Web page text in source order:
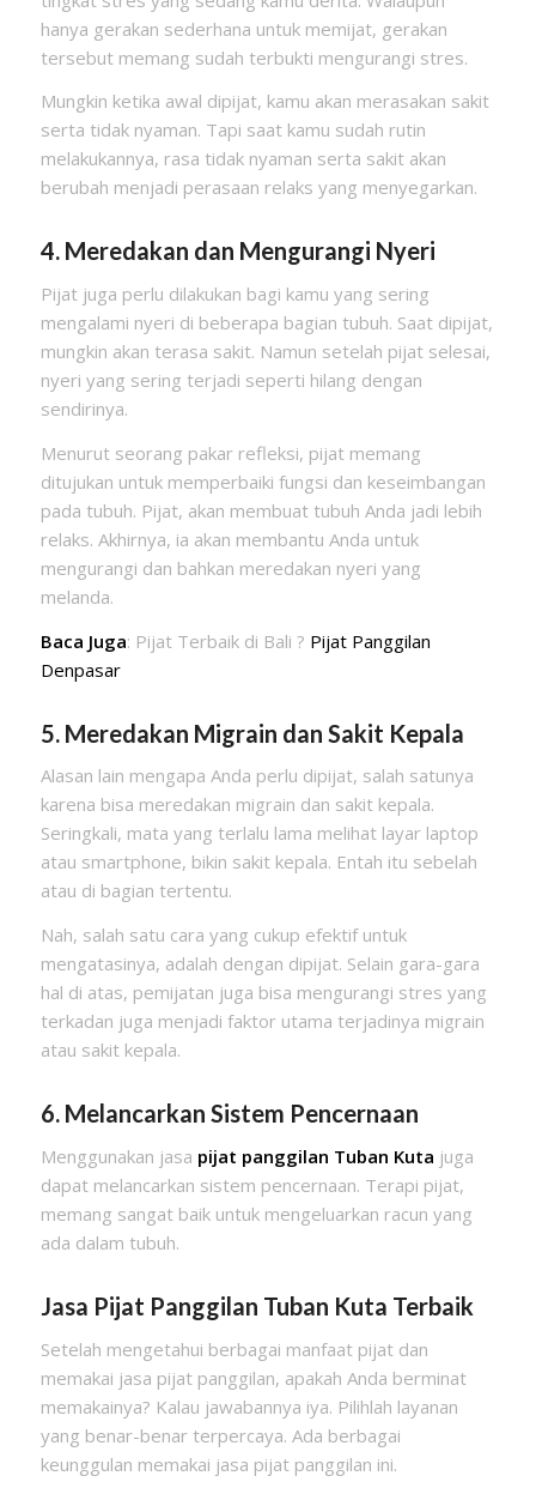
hanya gerakan sederhana untuk memijat, gerakan
tersebut memang sudah terbukti mengurangi stres.
Mungkin ketika awal dipijat, kamu akan merasakan sakit
serta tidak nyaman. Tapi saat kamu sudah rutin
melakukannya, rasa tidak nyaman serta sakit akan
berubah menjadi perasaan relaks yang menyegarkan.
4. Meredakan dan Mengurangi Nyeri
Pijat juga perlu dilakukan bagi kamu yang sering
mengalami nyeri di beberapa bagian tubuh. Saat dipijat,
mungkin akan terasa sakit. Namun setelah pijat selesai,
nyeri yang sering terjadi seperti hilang dengan
sendirinya.
Menurut seorang pakar refleksi, pijat memang
ditujukan untuk memperbaiki fungsi dan keseimbangan
pada tubuh. Pijat, akan membuat tubuh Anda jadi lebih
relaks. Akhirnya, ia akan membantu Anda untuk
mengurangi dan bahkan meredakan nyeri yang
melanda.
Baca Juga: Pijat Terbaik di Bali ? Pijat Panggilan
Denpasar
5. Meredakan Migrain dan Sakit Kepala
Alasan lain mengapa Anda perlu dipijat, salah satunya
karena bisa meredakan migrain dan sakit kepala.
Seringkali, mata yang terlalu lama melihat layar laptop
atau smartphone, bikin sakit kepala. Entah itu sebelah
atau di bagian tertentu.
Nah, salah satu cara yang cukup efektif untuk
mengatasinya, adalah dengan dipijat. Selain gara-gara
hal di atas, pemijatan juga bisa mengurangi stres yang
terkadan juga menjadi faktor utama terjadinya migrain
atau sakit kepala.
6. Melancarkan Sistem Pencernaan
Menggunakan jasa pijat panggilan Tuban Kuta juga
dapat melancarkan sistem pencernaan. Terapi pijat,
memang sangat baik untuk mengeluarkan racun yang
ada dalam tubuh.
Jasa Pijat Panggilan Tuban Kuta Terbaik
Setelah mengetahui berbagai manfaat pijat dan
memakai jasa pijat panggilan, apakah Anda berminat
memakainya? Kalau jawabannya iya. Pilihlah layanan
yang benar-benar terpercaya. Ada berbagai
keunggulan memakai jasa pijat panggilan ini.